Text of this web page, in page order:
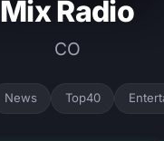
Mix Radio
CO
News Top40